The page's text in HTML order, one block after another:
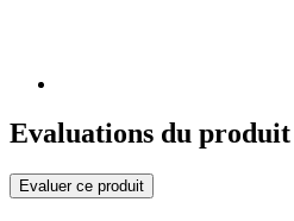
Evaluations du produit
Evaluer ce produit